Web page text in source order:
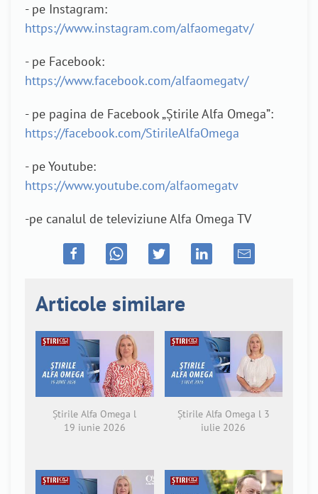
- pe Instagram:
https://www.instagram.com/alfaomegatv/
- pe Facebook:
https://www.facebook.com/alfaomegatv/
- pe pagina de Facebook „Știrile Alfa Omega”:
https://facebook.com/StirileAlfaOmega
- pe Youtube:
https://www.youtube.com/alfaomegatv
-pe canalul de televiziune Alfa Omega TV
Articole similare
Știrile Alfa Omega l
19 iunie 2026
Știrile Alfa Omega l 3
iulie 2026